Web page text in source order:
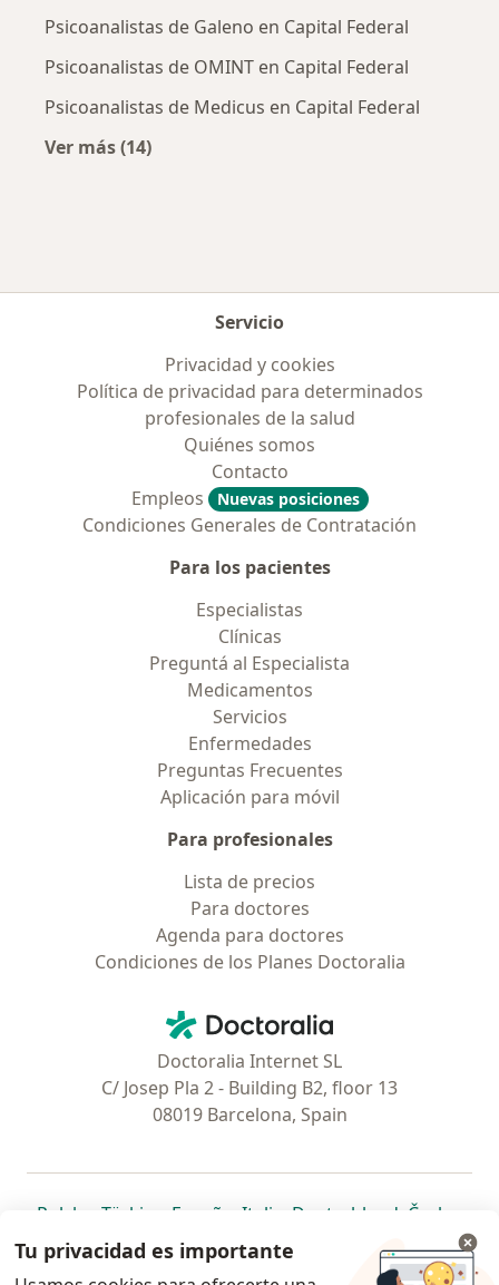
Psicoanalistas de Galeno en Capital Federal
Psicoanalistas de OMINT en Capital Federal
Psicoanalistas de Medicus en Capital Federal
Ver más (14)
Servicio
Privacidad y cookies
Política de privacidad para determinados
profesionales de la salud
Quiénes somos
Contacto
Empleos
Nuevas posiciones
Condiciones Generales de Contratación
Para los pacientes
Especialistas
Clínicas
Preguntá al Especialista
Medicamentos
Servicios
Enfermedades
Preguntas Frecuentes
Aplicación para móvil
Para profesionales
Lista de precios
Para doctores
Agenda para doctores
Condiciones de los Planes Doctoralia
Doctoralia - Página de inicio
Doctoralia Internet SL
C/ Josep Pla 2 - Building B2, floor 13
08019 Barcelona, Spain
Polska se abre en una nueva pestaña
Türkiye se abre en una nueva pestaña
España se abre en una nueva pestaña
Italia se abre en una nueva
Deutschlandse abre en
Česko
Portugal
se abre en una nueva pestaña
México se abre en una nueva pestaña
Chile se abre en una nueva pestaña
Brasil se abre en una nueva
se abre en
se
se abre en una nueva
Tu privacidad es importante